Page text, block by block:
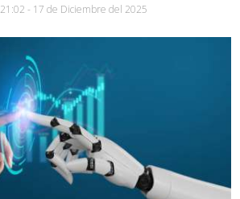
21:02 - 17 de Diciembre del 2025